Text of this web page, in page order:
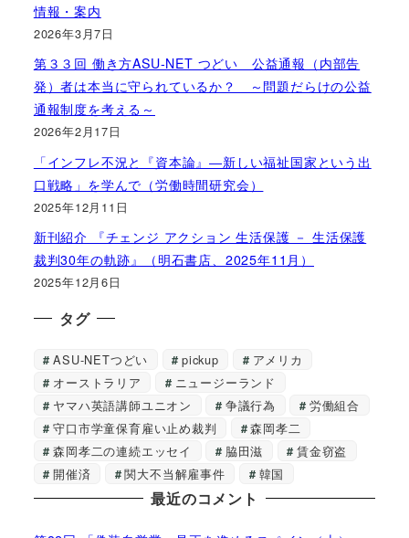
情報・案内
2026年3月7日
第３３回 働き方ASU-NET つどい 公益通報（内部告
発）者は本当に守られているか？ ～問題だらけの公益
通報制度を考える～
2026年2月17日
「インフレ不況と『資本論』―新しい福祉国家という出
口戦略」を学んで（労働時間研究会）
2025年12月11日
新刊紹介 『チェンジ アクション 生活保護 － 生活保護
裁判30年の軌跡』（明石書店、2025年11月）
2025年12月6日
タグ
ASU-NETつどい pickup
アメリカ
オーストラリア
ニュージーランド
ヤマハ英語講師ユニオン
争議行為
労働組合
守口市学童保育雇い止め裁判
森岡孝二
森岡孝二の連続エッセイ
脇田滋
賃金窃盗
開催済
関大不当解雇事件 韓国
最近のコメント